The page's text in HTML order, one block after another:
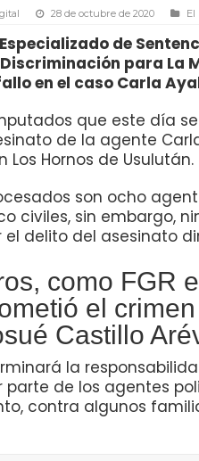
28 de octubre de 2020 El
de
para La
en el caso Carla
que este día
de la agente
Los Hornos de Usulután.
son ocho
civiles, sin embargo,
el delito del asesinato
como FGR
el
Castillo
la
parte de los agentes
contra algunos